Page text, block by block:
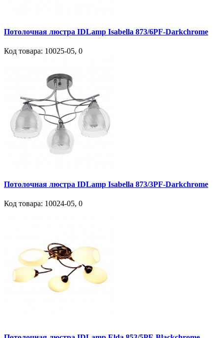
Потолочная люстра IDLamp Isabella 873/6PF-Darkchrome
Код товара: 10025-05, 0
Потолочная люстра IDLamp Isabella 873/3PF-Darkchrome
Код товара: 10024-05, 0